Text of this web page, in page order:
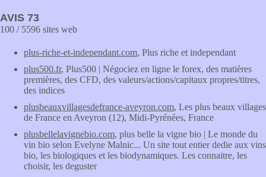
AVIS 73
100 / 5596 sites web
plus-riche-et-independant.com, Plus riche et independant
plus500.fr, Plus500 | Négociez en ligne le forex, des matières
premières, des CFD, des valeurs/actions/capitaux propres/titres,
des indices
plusbeauxvillagesdefrance-aveyron.com, Les plus beaux villages
de France en Aveyron (12), Midi-Pyrénées, France
plusbellelavignebio.com, plus belle la vigne bio | Le monde du
vin bio selon Evelyne Malnic... Un site tout entier dedie aux vins
bio, les biologiques et les biodynamiques. Les connaitre, les
choisir, les deguster